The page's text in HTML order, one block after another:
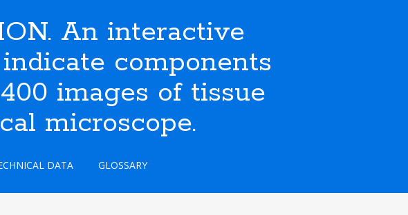
An interactive
components
images of tissue
microscope.
DATA GLOSSARY